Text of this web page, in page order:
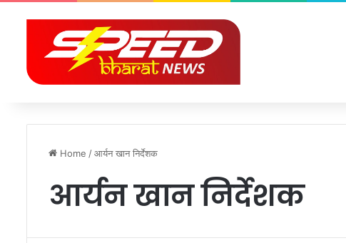
Home /आर्यन खान निर्देशक
आर्यन खान निर्देशक